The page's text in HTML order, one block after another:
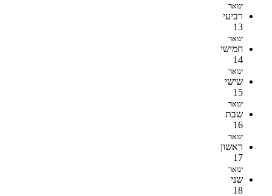
ינואר
רביעי
13
ינואר
חמישי
14
ינואר
שישי
15
ינואר
שבת
16
ינואר
ראשון
17
ינואר
שני
18